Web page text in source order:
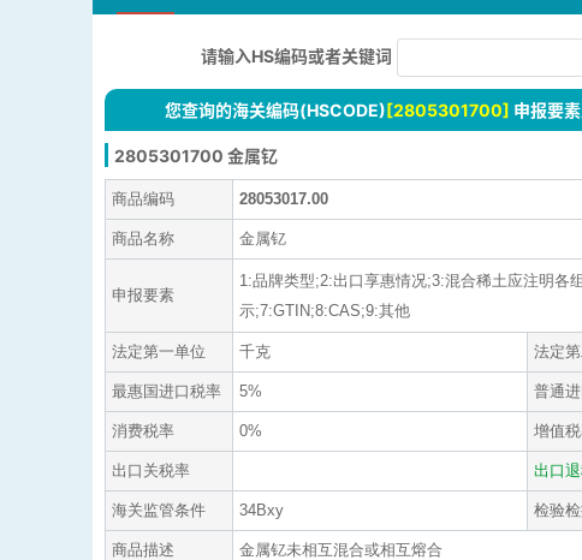
请输入HS编码或者关键词
您查询的海关编码(HSCODE)[2805301700] 申报要
2805301700 金属钇
商品编码 28053017.00
商品名称 金属钇
申报要素
1:品牌类型;2:出口享惠情况;3:混合稀土应注明各
示;7:GTIN;8:CAS;9:其他
法定第一单位 千克 法定
最惠国进口税率 5% 普通
消费税率 0% 增值
出口关税率 出口
海关监管条件 34Bxy 检验
商品描述 金属钇未相互混合或相互熔合